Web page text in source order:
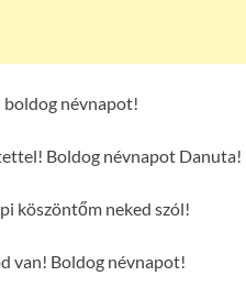
boldog névnapot!
Boldog névnapot Danuta!
köszöntőm neked szól!
van! Boldog névnapot!